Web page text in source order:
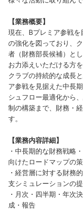
【業務概要】
現在、Bプレミア参戦
の強化を図っており、
者（財務部長候補）と
お力添えいただける方
クラブの持続的な成長
ア参戦を見据えた中長
シュフロー最適化から
制の構築まで、財務・
す。
【業務内容詳細】
・中長期的な財務戦略
向けたロードマップの
・経営層に対する財務
支シミュレーションの提
・月次・四半期・年次
成・報告